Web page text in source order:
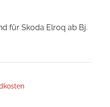
für Skoda Elroq ab Bj.